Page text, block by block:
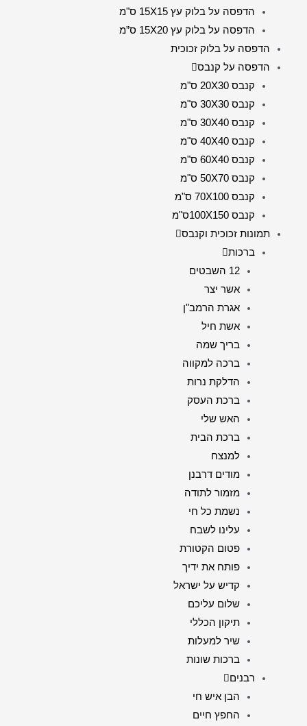
הדפסה על בלוק עץ 15X15 ס"מ
הדפסה על בלוק עץ 15X20 ס”מ
הדפסה על בלוק זכוכית
הדפסה על קנבס
קנבס 20X30 ס"מ
קנבס 30X30 ס"מ
קנבס 30X40 ס"מ
קנבס 40X40 ס"מ
קנבס 60X40 ס"מ
קנבס 50X70 ס"מ
קנבס 70X100 ס"מ
קנבס 100X150ס"מ
תמונות זכוכית וקנבס
ברכות
12 השבטים
אשר יצר
אגרת הרמב"ן
אשת חיל
בריך שמה
ברכה למקווה
הדלקת נרות
ברכת העסק
האש שלי
ברכת הבית
למנצח
מודים דרבנן
מזמור לתודה
נשמת כל חי
עלינו לשבח
פטום הקטורת
פותח את ידיך
קדיש על ישראל
שלום עליכם
תיקון הכללי
שיר למעלות
ברכות שונות
רבנים
הבן איש חי
החפץ חיים